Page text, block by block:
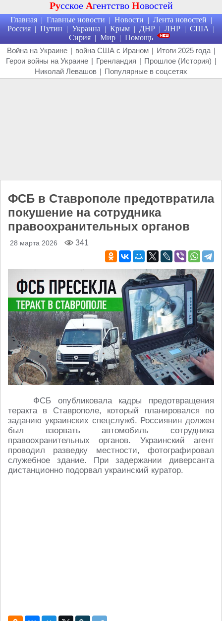
Русское Агентство Новостей
Главная | Главные новости | Новости | Лента новостей |
Россия | Путин | Украина | Крым | ДНР | ЛНР | США |
Сирия | Мир | Помощь
Война на Украине | война США с Ираном | Итоги 2025 года |
Герои войны на Украине | Гренландия | Прошлое (История) |
Николай Левашов | Популярные в соцсетях
ФСБ в Ставрополе предотвратила
покушение на сотрудника
правоохранительных органов
28 марта 2026 341
ФСБ опубликовала кадры предотвращения
теракта в Ставрополе, который планировался по
заданию украинских спецслужб. Россиянин должен
был взорвать автомобиль сотрудника
правоохранительных органов. Украинский агент
проводил разведку местности, фотографировал
служебное здание. При задержании диверсанта
дистанционно подорвал украинский куратор.